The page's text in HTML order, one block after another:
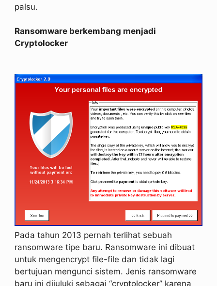
palsu.
Ransomware berkembang menjadi
Cryptolocker
Pada tahun 2013 pernah terlihat sebuah
ransomware tipe baru. Ransomware ini dibuat
untuk mengencrypt file-file dan tidak lagi
bertujuan mengunci sistem. Jenis ransomware
baru ini dijuluki sebagai “cryptolocker” karena